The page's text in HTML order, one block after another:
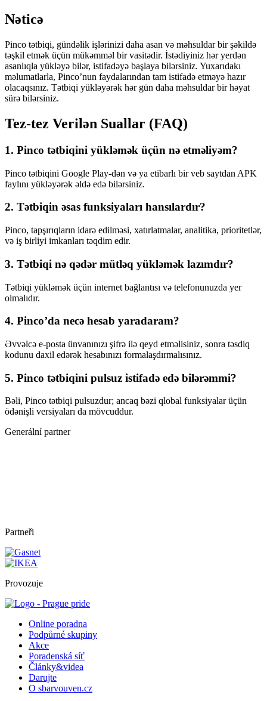
Nəticə
Pinco tətbiqi, gündəlik işlərinizi daha asan və məhsuldar bir şəkildə
təşkil etmək üçün mükəmməl bir vasitədir. İstədiyiniz hər yerdən
asanlıqla yükləyə bilər, istifadəyə başlaya bilərsiniz. Yuxarıdakı
məlumatlarla, Pinco’nun faydalarından tam istifadə etməyə hazır
olacaqsınız. Tətbiqi yükləyərək hər gün daha məhsuldar bir həyat
sürə bilərsiniz.
Tez-tez Verilən Suallar (FAQ)
1. Pinco tətbiqini yükləmək üçün nə etməliyəm?
Pinco tətbiqini Google Play-dən və ya etibarlı bir veb saytdan APK
faylını yükləyərək əldə edə bilərsiniz.
2. Tətbiqin əsas funksiyaları hansılardır?
Pinco, tapşırıqların idarə edilməsi, xatırlatmalar, analitika, prioritetlər,
və iş birliyi imkanları təqdim edir.
3. Tətbiqi nə qədər mütləq yükləmək lazımdır?
Tətbiqi yükləmək üçün internet bağlantısı və telefonunuzda yer
olmalıdır.
4. Pinco’da necə hesab yaradaram?
Əvvəlcə e-posta ünvanınızı şifrə ilə qeyd etməlisiniz, sonra təsdiq
kodunu daxil edərək hesabınızı formalaşdırmalısınız.
5. Pinco tətbiqini pulsuz istifadə edə bilərəmmi?
Bəli, Pinco tətbiqi pulsuzdur; ancaq bəzi qlobal funksiyalar üçün
ödənişli versiyaları da mövcuddur.
Generální partner
Partneři
Provozuje
Online poradna
Podpůrné skupiny
Akce
Poradenská síť
Články&videa
Darujte
O sbarvouven.cz